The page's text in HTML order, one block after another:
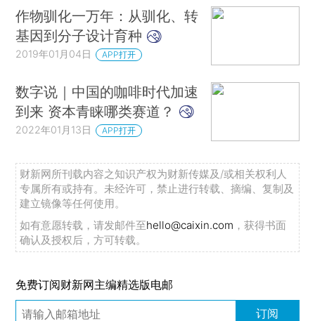
作物驯化一万年：从驯化、转
基因到分子设计育种
2019年01月04日 APP打开
数字说｜中国的咖啡时代加速
到来 资本青睐哪类赛道？
2022年01月13日 APP打开
财新网所刊载内容之知识产权为财新传媒及/或相关权利人
专属所有或持有。未经许可，禁止进行转载、摘编、复制及
建立镜像等任何使用。
如有意愿转载，请发邮件至hello@caixin.com ，获得书面
确认及授权后，方可转载。
免费订阅财新网主编精选版电邮
订阅